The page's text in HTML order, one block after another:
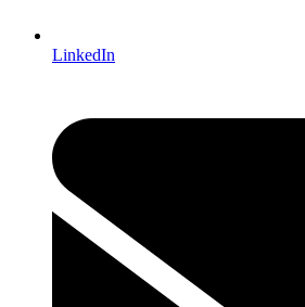
LinkedIn